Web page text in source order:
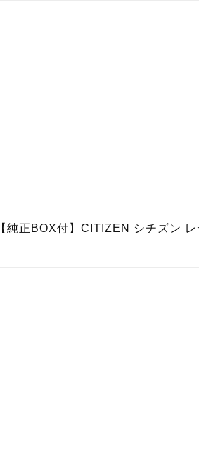
【純正BOX付】CITIZEN シチズン